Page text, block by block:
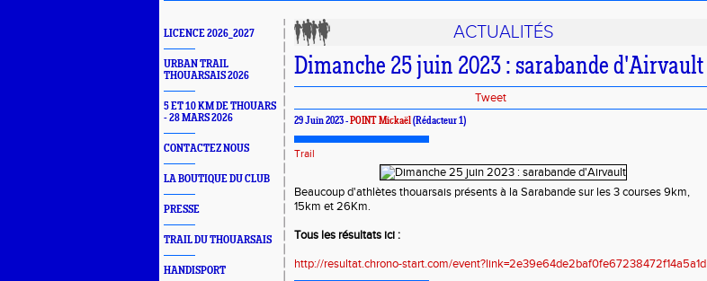
LICENCE 2026_2027
URBAN TRAIL
THOUARSAIS 2026
5 ET 10 KM DE THOUARS
- 28 MARS 2026
CONTACTEZ NOUS
LA BOUTIQUE DU CLUB
PRESSE
TRAIL DU THOUARSAIS
HANDISPORT
ACTUALITÉS
Dimanche 25 juin 2023 : sarabande d'Airvault
Tweet
29 Juin 2023 -POINT Mickaël(Rédacteur 1)
Trail
Beaucoup d'athlètes thouarsais présents à la Sarabande sur les 3 courses 9km,
15km et 26Km.
Tous les résultats ici :
http://resultat.chrono-start.com/event?link=2e39e64de2baf0fe67238472f14a5a1d